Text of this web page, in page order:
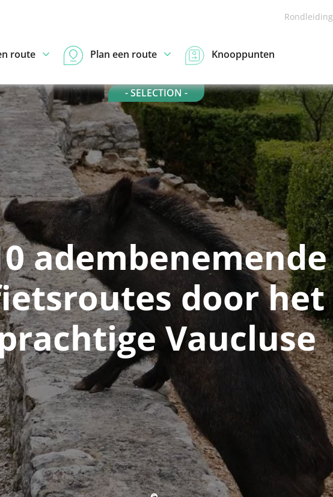
Rondleiding
route Plan een route Knooppunten
- SELECTION -
adembenemende
door het
Vaucluse